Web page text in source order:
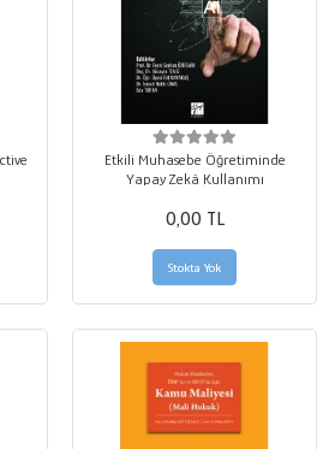
Etkili Muhasebe Öğretiminde
Yapay Zekâ Kullanımı
0,00 TL
Stokta Yok